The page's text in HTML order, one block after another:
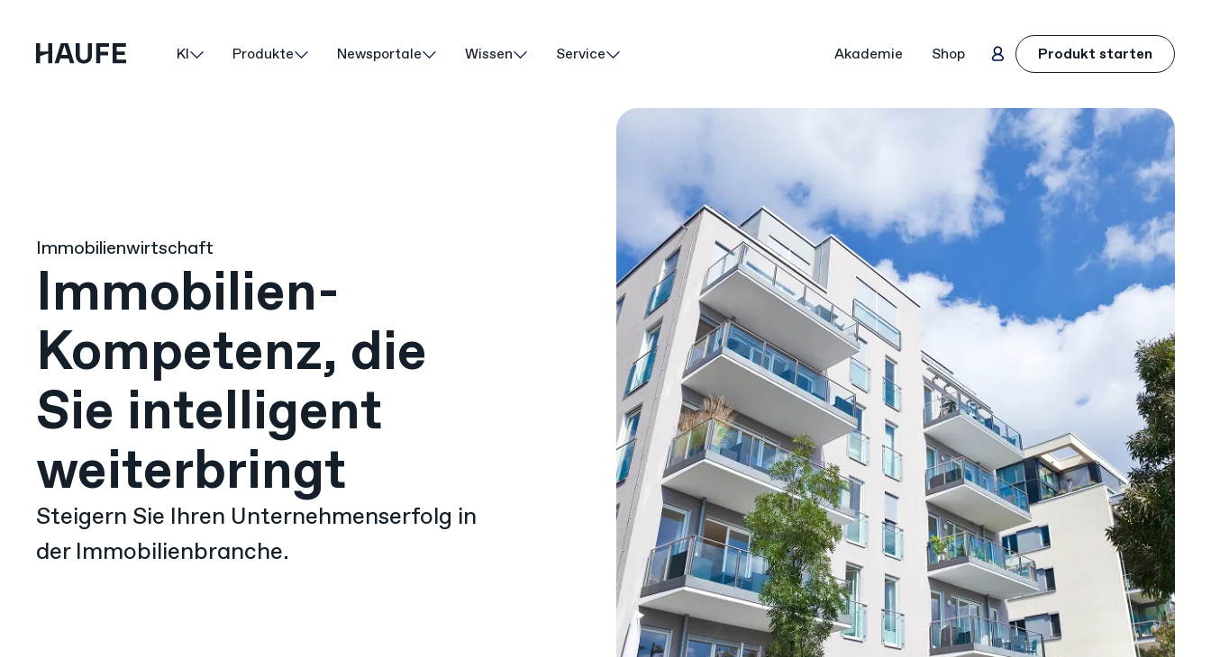
KI Produkte Newsportale Wissen Service Akademie Shop Produkt starten
Immobilienwirtschaft
Immobilien-
Kompetenz, die
Sie intelligent
weiterbringt
Steigern Sie Ihren Unternehmenserfolg in
der Immobilienbranche.